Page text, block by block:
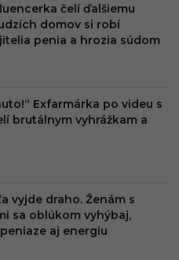
čelí ďalšiemu
domov si robí
penia a hrozia súdom
Exfarmárka po videu s
brutálnym vyhrážkam a
vyjde draho. Ženám s
sa oblúkom vyhýbaj,
aj energiu